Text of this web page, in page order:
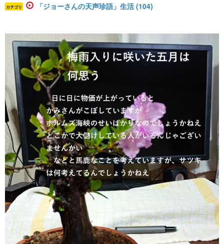
カテゴリ 「ジョーさんの天声珍語」生活 (104)